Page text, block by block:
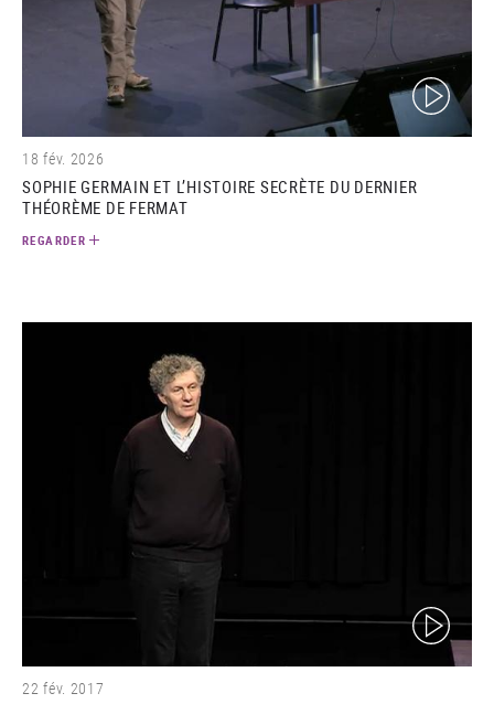
(video)
18 fév. 2026
SOPHIE GERMAIN ET L’HISTOIRE SECRÈTE DU DERNIER
THÉORÈME DE FERMAT
REGARDER
(video)
22 fév. 2017